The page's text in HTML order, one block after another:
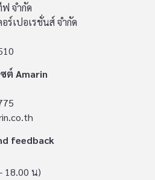
จำกัด
ร์เปอเรชั่นส์ จำกัด
ต์ Amarin
feedback
18.00 น)